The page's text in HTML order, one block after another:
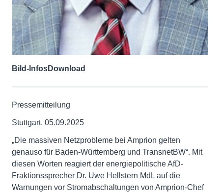
Bild-InfosDownload
Pressemitteilung
Stuttgart, 05.09.2025
„Die massiven Netzprobleme bei Amprion gelten
genauso für Baden-Württemberg und TransnetBW“. Mit
diesen Worten reagiert der energiepolitische AfD-
Fraktionssprecher Dr. Uwe Hellstern MdL auf die
Warnungen vor Stromabschaltungen von Amprion-Chef